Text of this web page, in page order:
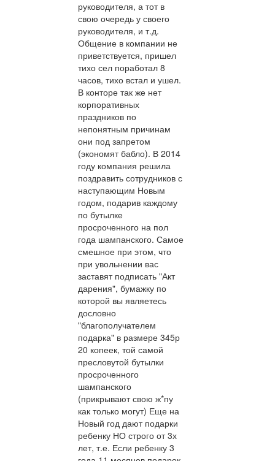
руководителя, а тот в
свою очередь у своего
руководителя, и т.д.
Общение в компании не
приветствуется, пришел
тихо сел поработал 8
часов, тихо встал и ушел.
В конторе так же нет
корпоративных
праздников по
непонятным причинам
они под запретом
(экономят бабло). В 2014
году компания решила
поздравить сотрудников с
наступающим Новым
годом, подарив каждому
по бутылке
просроченного на пол
года шампанского. Самое
смешное при этом, что
при увольнении вас
заставят подписать "Акт
дарения", бумажку по
которой вы являетесь
дословно
"благополучателем
подарка" в размере 345р
20 копеек, той самой
пресловутой бутылки
просроченного
шампанского
(прикрывают свою ж*пу
как только могут) Еще на
Новый год дают подарки
ребенку НО строго от 3х
лет, т.е. Если ребенку 3